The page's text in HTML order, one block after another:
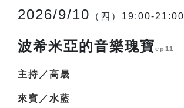
2026/9/10 （四）19:00-21:00
波希米亞的音樂瑰寶ep11
主持／高晟
來賓／水藍